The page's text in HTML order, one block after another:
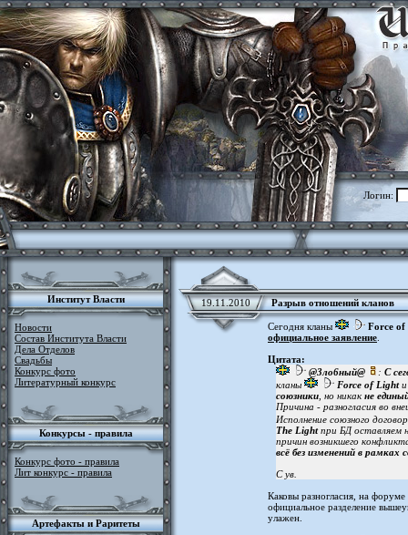
Логин:
Институт Власти
Новости
Состав Института Власти
Дела Отделов
Свадьбы
Конкурс фото
Литературный конкурс
Конкурсы - правила
Конкурс фото - правила
Лит конкурс - правила
Артефакты и Раритеты
19.11.2010 Разрыв отношений кланов
Сегодня кланы
Force
официальное заявление
Цитата:
@3ло6ный@
: С
кланы
Force of Light
союзники , но никак не
Причина - разногласия во
Исполнение союзного
The Lightпри БД оставляем
причин возникшего
всё без изменений в рамках
С ув.
Каковы разногласия, на
официальное разделение
улажен.